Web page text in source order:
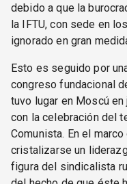
debido a que la
la IFTU, con sede en
ignorado en gran
Esto es seguido por
congreso fundacional
tuvo lugar en Moscú
con la celebración del
Comunista. En el
cristalizarse un
figura del sindicalista